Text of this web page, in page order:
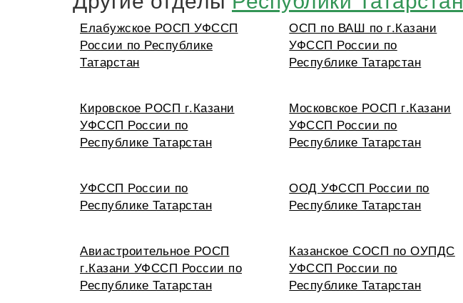
Елабужское РОСП УФССП
России по Республике
Татарстан
ОСП по ВАШ по г.Казани
УФССП России по
Республике Татарстан
Кировское РОСП г.Казани
УФССП России по
Республике Татарстан
Московское РОСП г.Казани
УФССП России по
Республике Татарстан
УФССП России по
Республике Татарстан
ООД УФССП России по
Республике Татарстан
Авиастроительное РОСП
г.Казани УФССП России по
Республике Татарстан
Казанское СОСП по ОУПДС
УФССП России по
Республике Татарстан